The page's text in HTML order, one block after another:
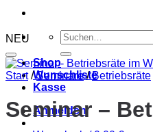
Suchen
nach:
Shop
Wunschliste
Kasse
Anmelden
NEU
Start / Seminare / Betriebsräte
Seminar –